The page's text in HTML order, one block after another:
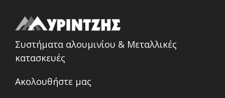
Συστήματα αλουμινίου & Μεταλλικές
κατασκευές
Ακολουθήστε μας